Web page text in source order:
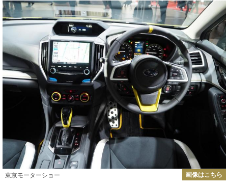
東京モーターショー 画像はこちら